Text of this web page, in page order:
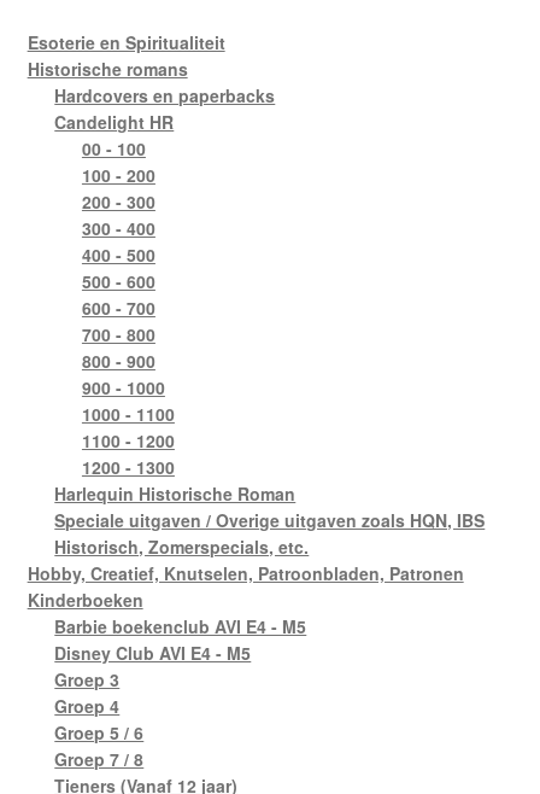
Mijn account
Privacybeleid
Winkel
Winkelwagen
Esoterie en Spiritualiteit
Historische romans
Hardcovers en paperbacks
Candelight HR
00 - 100
100 - 200
200 - 300
300 - 400
400 - 500
500 - 600
600 - 700
700 - 800
800 - 900
900 - 1000
1000 - 1100
1100 - 1200
1200 - 1300
Harlequin Historische Roman
Speciale uitgaven / Overige uitgaven zoals HQN, IBS
Historisch, Zomerspecials, etc.
Hobby, Creatief, Knutselen, Patroonbladen, Patronen
Kinderboeken
Barbie boekenclub AVI E4 - M5
Disney Club AVI E4 - M5
Groep 3
Groep 4
Groep 5 / 6
Groep 7 / 8
Tieners (Vanaf 12 jaar)